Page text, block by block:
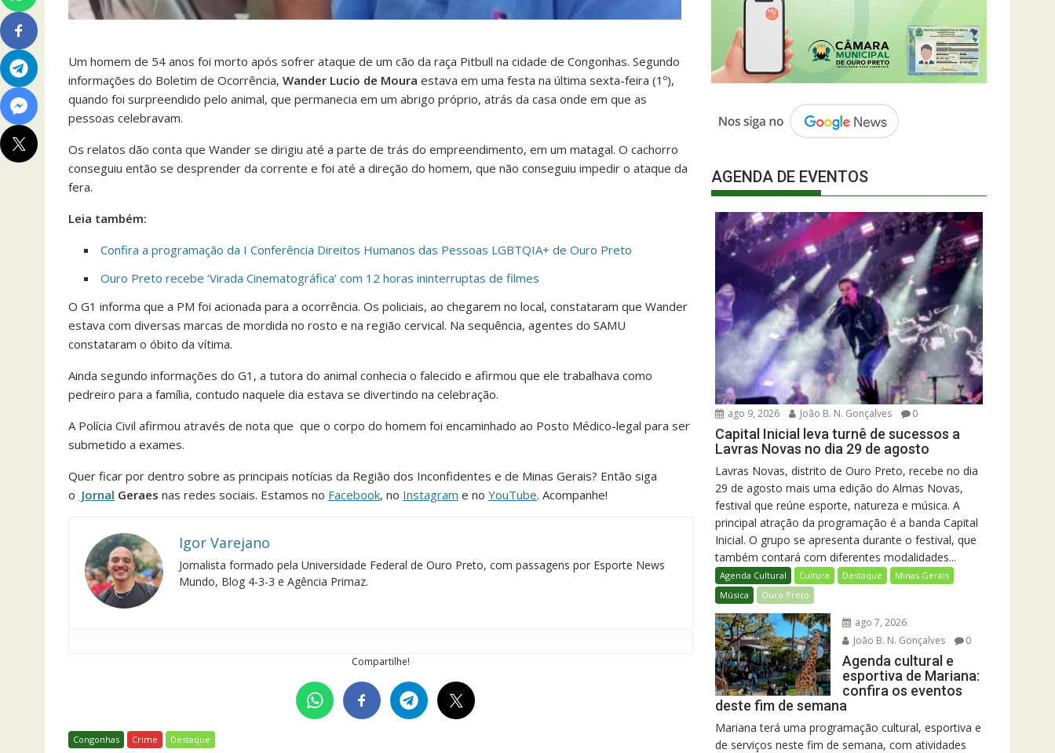
Um homem de 54 anos foi morto após sofrer ataque de um cão da raça Pitbull na cidade de Congonhas. Segundo
informações do Boletim de Ocorrência, Wander Lucio de Moura estava em uma festa na última sexta-feira (1º),
quando foi surpreendido pelo animal, que permanecia em um abrigo próprio, atrás da casa onde em que as
pessoas celebravam.
Os relatos dão conta que Wander se dirigiu até a parte de trás do empreendimento, em um matagal. O cachorro
conseguiu então se desprender da corrente e foi até a direção do homem, que não conseguiu impedir o ataque da
fera.
Leia também:
Confira a programação da I Conferência Direitos Humanos das Pessoas LGBTQIA+ de Ouro Preto
Ouro Preto recebe ‘Virada Cinematográfica’ com 12 horas ininterruptas de filmes
O G1 informa que a PM foi acionada para a ocorrência. Os policiais, ao chegarem no local, constataram que Wander
estava com diversas marcas de mordida no rosto e na região cervical. Na sequência, agentes do SAMU
constataram o óbito da vítima.
Ainda segundo informações do G1, a tutora do animal conhecia o falecido e afirmou que ele trabalhava como
pedreiro para a família, contudo naquele dia estava se divertindo na celebração.
A Polícia Civil afirmou através de nota que que o corpo do homem foi encaminhado ao Posto Médico-legal para ser
submetido a exames.
Quer ficar por dentro sobre as principais notícias da Região dos Inconfidentes e de Minas Gerais? Então siga
o Jornal Geraes nas redes sociais. Estamos no Facebook, no Instagram e no YouTube. Acompanhe!
Igor Varejano
Jornalista formado pela Universidade Federal de Ouro Preto, com passagens por Esporte News
Mundo, Blog 4-3-3 e Agência Primaz.
Compartilhe!
Congonhas Crime Destaque
AGENDA DE EVENTOS
ago 9, 2026 João B. N. Gonçalves 0
Capital Inicial leva turnê de sucessos a
Lavras Novas no dia 29 de agosto
Lavras Novas, distrito de Ouro Preto, recebe no dia
29 de agosto mais uma edição do Almas Novas,
festival que reúne esporte, natureza e música. A
principal atração da programação é a banda Capital
Inicial. O grupo se apresenta durante o festival, que
também contará com diferentes modalidades...
Agenda Cultural Cultura Destaque
Minas Gerais
Música
Ouro Preto
ago 7, 2026
João B. N. Gonçalves
0
Agenda cultural e
esportiva de Mariana:
confira os eventos
deste fim de semana
Mariana terá uma programação cultural, esportiva e
de serviços neste fim de semana, com atividades